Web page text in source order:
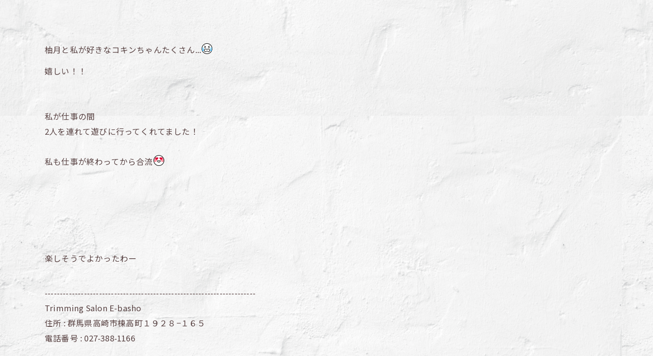
柚月と私が好きなコキンちゃんたくさん...
嬉しい！！
私が仕事の間
2人を連れて遊びに行ってくれてました！
私も仕事が終わってから合流
楽しそうでよかったわー
----------------------------------------------------------------------
Trimming Salon E-basho
住所 :群馬県高崎市棟高町１９２８−１６５
電話番号 : 027-388-1166